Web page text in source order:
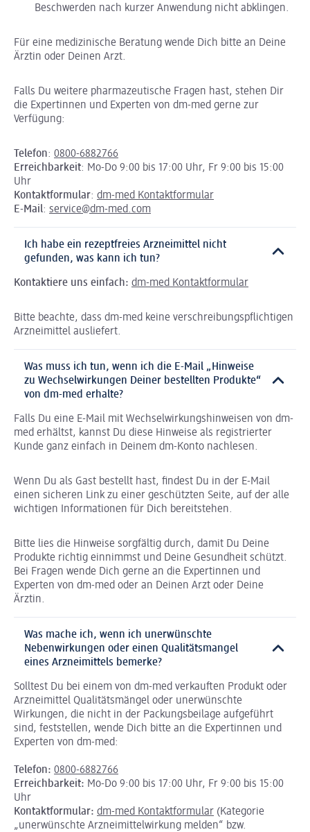
Beschwerden nach kurzer Anwendung nicht abklingen.
Für eine medizinische Beratung wende Dich bitte an Deine
Ärztin oder Deinen Arzt.
Falls Du weitere pharmazeutische Fragen hast, stehen Dir
die Expertinnen und Experten von dm-med gerne zur
Verfügung:
Telefon: 0800-6882766
Erreichbarkeit: Mo-Do 9:00 bis 17:00 Uhr, Fr 9:00 bis 15:00
Uhr
Kontaktformular: dm-med Kontaktformular
E-Mail: service@dm-med.com
Ich habe ein rezeptfreies Arzneimittel nicht
gefunden, was kann ich tun?
Kontaktiere uns einfach: dm-med Kontaktformular
Bitte beachte, dass dm-med keine verschreibungspflichtigen
Arzneimittel ausliefert.
Was muss ich tun, wenn ich die E-Mail „Hinweise
zu Wechselwirkungen Deiner bestellten Produkte“
von dm-med erhalte?
Falls Du eine E-Mail mit Wechselwirkungshinweisen von dm-
med erhältst, kannst Du diese Hinweise als registrierter
Kunde ganz einfach in Deinem dm-Konto nachlesen.
Wenn Du als Gast bestellt hast, findest Du in der E-Mail
einen sicheren Link zu einer geschützten Seite, auf der alle
wichtigen Informationen für Dich bereitstehen.
Bitte lies die Hinweise sorgfältig durch, damit Du Deine
Produkte richtig einnimmst und Deine Gesundheit schützt.
Bei Fragen wende Dich gerne an die Expertinnen und
Experten von dm-med oder an Deinen Arzt oder Deine
Ärztin.
Was mache ich, wenn ich unerwünschte
Nebenwirkungen oder einen Qualitätsmangel
eines Arzneimittels bemerke?
Solltest Du bei einem von dm-med verkauften Produkt oder
Arzneimittel Qualitätsmängel oder unerwünschte
Wirkungen, die nicht in der Packungsbeilage aufgeführt
sind, feststellen, wende Dich bitte an die Expertinnen und
Experten von dm-med:
Telefon: 0800-6882766
Erreichbarkeit: Mo-Do 9:00 bis 17:00 Uhr, Fr 9:00 bis 15:00
Uhr
Kontaktformular: dm-med Kontaktformular (Kategorie
„unerwünschte Arzneimittelwirkung melden“ bzw.